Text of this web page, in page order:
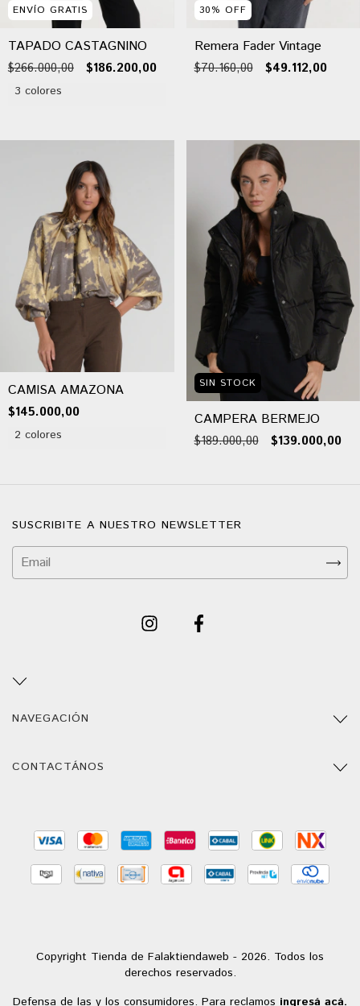
ENVÍO GRATIS
TAPADO CASTAGNINO
$266.000,00 $186.200,00
3 colores
30% OFF
Remera Fader Vintage
$70.160,00 $49.112,00
CAMISA AMAZONA
$145.000,00
2 colores
SIN STOCK
CAMPERA BERMEJO
$189.000,00 $139.000,00
SUSCRIBITE A NUESTRO NEWSLETTER
NAVEGACIÓN
CONTACTÁNOS
Copyright Tienda de Falaktiendaweb - 2026. Todos los
derechos reservados.
Defensa de las y los consumidores. Para reclamos ingresá acá.